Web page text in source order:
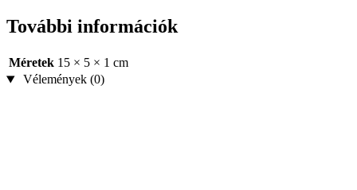
További információk
Méretek 15 × 5 × 1 cm
Vélemények (0)